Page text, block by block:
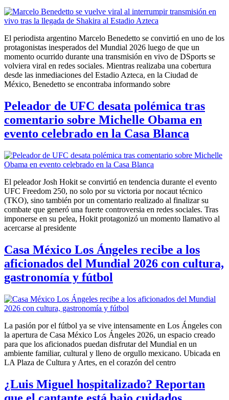
El periodista argentino Marcelo Benedetto se convirtió en uno de los
protagonistas inesperados del Mundial 2026 luego de que un
momento ocurrido durante una transmisión en vivo de DSports se
volviera viral en redes sociales. Mientras realizaba una cobertura
desde las inmediaciones del Estadio Azteca, en la Ciudad de
México, Benedetto se encontraba informando sobre
Peleador de UFC desata polémica tras
comentario sobre Michelle Obama en
evento celebrado en la Casa Blanca
El peleador Josh Hokit se convirtió en tendencia durante el evento
UFC Freedom 250, no solo por su victoria por nocaut técnico
(TKO), sino también por un comentario realizado al finalizar su
combate que generó una fuerte controversia en redes sociales. Tras
imponerse en su pelea, Hokit protagonizó un momento llamativo al
acercarse al presidente
Casa México Los Ángeles recibe a los
aficionados del Mundial 2026 con cultura,
gastronomía y fútbol
La pasión por el fútbol ya se vive intensamente en Los Ángeles con
la apertura de Casa México Los Ángeles 2026, un espacio creado
para que los aficionados puedan disfrutar del Mundial en un
ambiente familiar, cultural y lleno de orgullo mexicano. Ubicada en
LA Plaza de Cultura y Artes, en el corazón del centro
¿Luis Miguel hospitalizado? Reportan